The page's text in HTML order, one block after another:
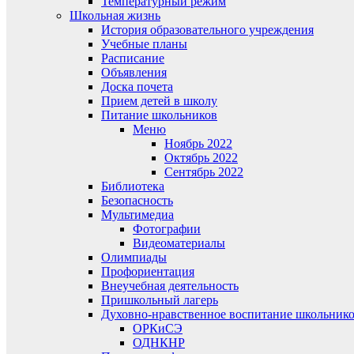
Школьная жизнь
История образовательного учреждения
Учебные планы
Расписание
Объявления
Доска почета
Прием детей в школу
Питание школьников
Меню
Ноябрь 2022
Октябрь 2022
Сентябрь 2022
Библиотека
Безопасность
Мультимедиа
Фотографии
Видеоматериалы
Олимпиады
Профориентация
Внеучебная деятельность
Пришкольный лагерь
Духовно-нравственное воспитание
ОРКиСЭ
ОДНКНР